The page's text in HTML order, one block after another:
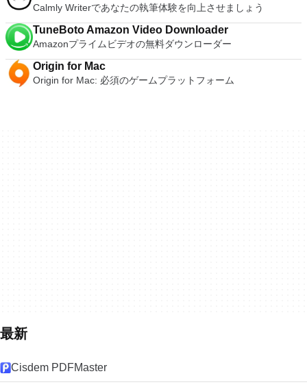
Calmly Writerであなたの執筆体験を向上させましょう
TuneBoto Amazon Video Downloader
Amazonプライムビデオの無料ダウンローダー
Origin for Mac
Origin for Mac: 必須のゲームプラットフォーム
最新
Cisdem PDFMaster